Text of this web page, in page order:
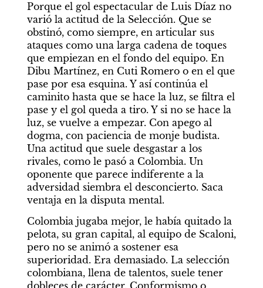
Porque el gol espectacular de Luis Díaz no
varió la actitud de la Selección. Que se
obstinó, como siempre, en articular sus
ataques como una larga cadena de toques
que empiezan en el fondo del equipo. En
Dibu Martínez, en Cuti Romero o en el que
pase por esa esquina. Y así continúa el
caminito hasta que se hace la luz, se filtra el
pase y el gol queda a tiro. Y si no se hace la
luz, se vuelve a empezar. Con apego al
dogma, con paciencia de monje budista.
Una actitud que suele desgastar a los
rivales, como le pasó a Colombia. Un
oponente que parece indiferente a la
adversidad siembra el desconcierto. Saca
ventaja en la disputa mental.
Colombia jugaba mejor, le había quitado la
pelota, su gran capital, al equipo de Scaloni,
pero no se animó a sostener esa
superioridad. Era demasiado. La selección
colombiana, llena de talentos, suele tener
dobleces de carácter. Conformismo o